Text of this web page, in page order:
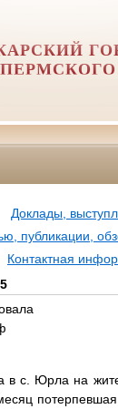
ПЕРМСКОГО
Доклады,
публикации,
Контактная
в с. Юрла на
потерпевшая